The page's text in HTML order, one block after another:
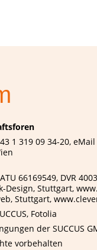
1 319 09 34-20,
66169549, DVR
Design, Stuttgart,
Stuttgart,
Fotolia
der SUCCUS
vorbehalten